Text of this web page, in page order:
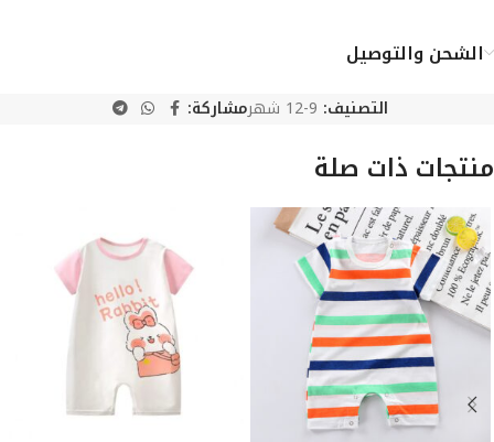
الشحن والتوصيل
التصنيف: 9-12 شهر مشاركة:
منتجات ذات صلة